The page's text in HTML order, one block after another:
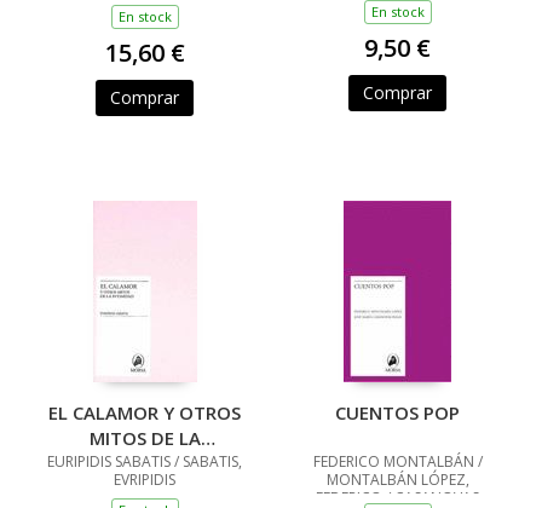
En stock
15,60 €
Comprar
En stock
9,50 €
Comprar
EL CALAMOR Y OTROS
MITOS DE LA
INTIMIDAD
EURIPIDIS SABATIS / SABATIS,
EVRIPIDIS
CUENTOS POP
FEDERICO MONTALBÁN /
MONTALBÁN LÓPEZ,
FEDERICO / CASANOVAS